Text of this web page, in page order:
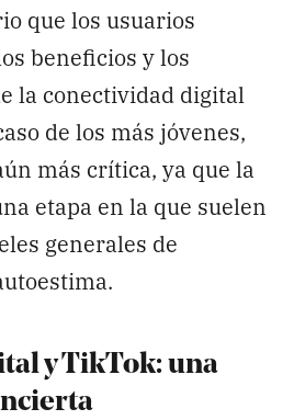
que los usuarios
beneficios y los
la conectividad digital
de los más jóvenes,
más crítica, ya que la
etapa en la que suelen
generales de
y TikTok: una